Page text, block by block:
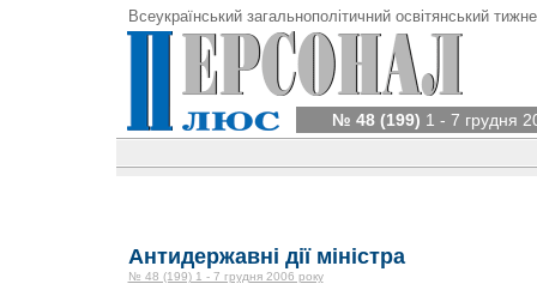
Всеукраїнський загальнополітичний освітянський
№ 48 (199) 1 - 7 грудня
Антидержавні дії міністра
№ 48 (199) 1 - 7 грудня 2006 року